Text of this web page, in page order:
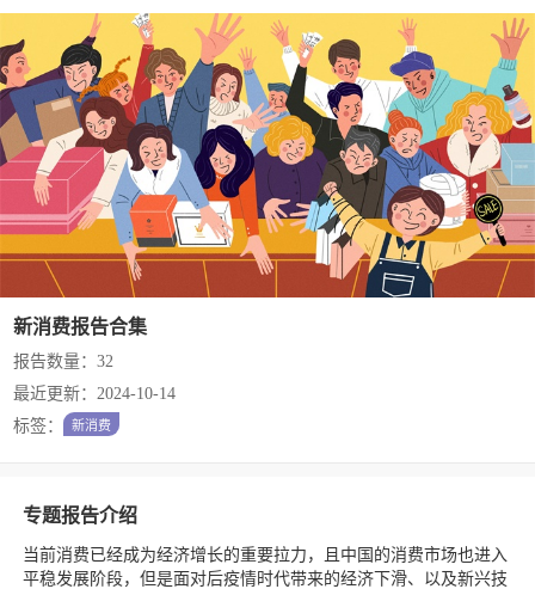
新消费报告合集
报告数量：32
最近更新：2024-10-14
标签：
新消费
专题报告介绍
当前消费已经成为经济增长的重要拉力，且中国的消费市场也进入
平稳发展阶段，但是面对后疫情时代带来的经济下滑、以及新兴技